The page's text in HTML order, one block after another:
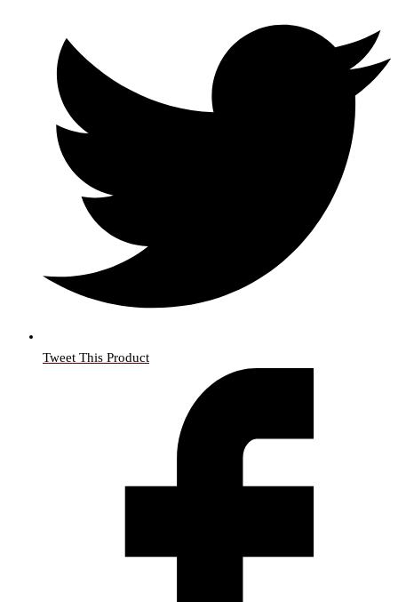
Tweet This Product